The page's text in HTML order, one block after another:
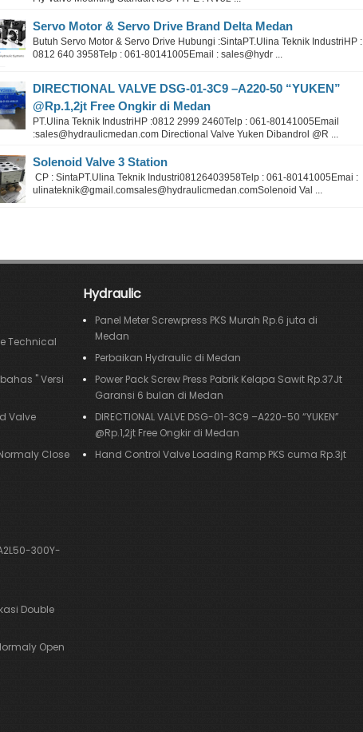
Servo Motor & Servo Drive Brand Delta Medan
Butuh Servo Motor & Servo Drive Hubungi :SintaPT.Ulina Teknik IndustriHP :
0812 640 3958Telp : 061-80141005Email : sales@hydr ...
DIRECTIONAL VALVE DSG-01-3C9 –A220-50 “YUKEN”
@Rp.1,2jt Free Ongkir di Medan
PT.Ulina Teknik IndustriHP :0812 2999 2460Telp : 061-80141005Email
:sales@hydraulicmedan.com Directional Valve Yuken Dibandrol @R ...
Solenoid Valve 3 Station
CP : SintaPT.Ulina Teknik Industri08126403958Telp : 061-80141005Emai :
ulinateknik@gmail.comsales@hydraulicmedan.comSolenoid Val ...
Technical
" Versi
Valve
Close
300Y-
Double
Open
Hydraulic
Panel Meter Screwpress PKS Murah Rp.6 juta di
Medan
Perbaikan Hydraulic di Medan
Power Pack Screw Press Pabrik Kelapa Sawit Rp.37Jt
Garansi 6 bulan di Medan
DIRECTIONAL VALVE DSG-01-3C9 –A220-50 “YUKEN”
@Rp.1,2jt Free Ongkir di Medan
Hand Control Valve Loading Ramp PKS cuma Rp.3jt